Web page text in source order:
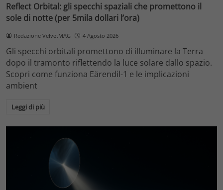
Reflect Orbital: gli specchi spaziali che promettono il
sole di notte (per 5mila dollari l’ora)
Redazione VelvetMAG 4 Agosto 2026
Gli specchi orbitali promettono di illuminare la Terra
dopo il tramonto riflettendo la luce solare dallo spazio.
Scopri come funziona Eärendil-1 e le implicazioni
ambient
Leggi di più